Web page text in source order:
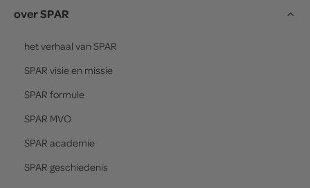
over SPAR
het verhaal van SPAR
SPAR visie en missie
SPAR formule
SPAR MVO
SPAR academie
SPAR geschiedenis